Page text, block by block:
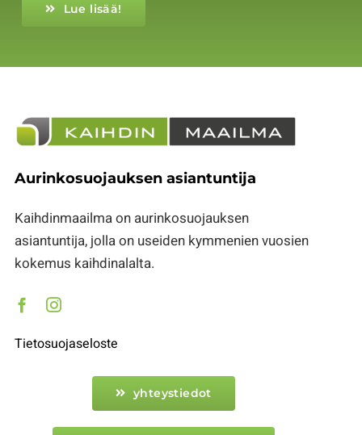
Lue lisää!
Aurinkosuojauksen asiantuntija
Kaihdinmaailma on aurinkosuojauksen
asiantuntija, jolla on useiden kymmenien vuosien
kokemus kaihdinalalta.
Tietosuojaseloste
yhteystiedot